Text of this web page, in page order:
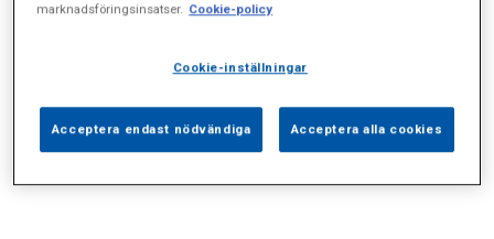
Sidor (0) Press (0) Sophianytt (0)
marknadsföringsinsatser. Cookie-policy
Cookie-inställningar
Acceptera endast nödvändiga Acceptera alla cookies